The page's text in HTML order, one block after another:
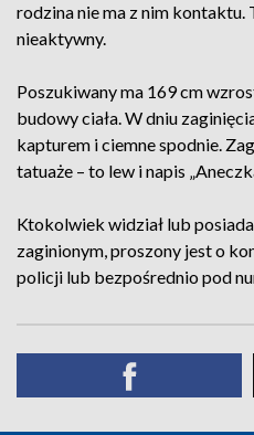
rodzina nie ma z nim kontaktu.
nieaktywny.
Poszukiwany ma 169 cm
budowy ciała. W dniu
kapturem i ciemne spodnie.
tatuaże – to lew i napis
Ktokolwiek widział lub
zaginionym, proszony jest o
policji lub bezpośrednio pod